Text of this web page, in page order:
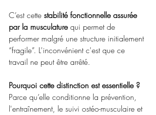
C’est cette stabilité fonctionnelle assurée
par la musculature qui permet de
performer malgré une structure initialement
“fragile”. L'inconvénient c'est que ce
travail ne peut être arrêté.
Pourquoi cette distinction est essentielle ?
Parce qu’elle conditionne la prévention,
l'entraînement, le suivi ostéo-musculaire et